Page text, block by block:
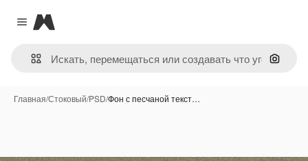
Close menu
Magnific
Поиск
Главная/Стоковый/PSD/Фон с песчаной текст…